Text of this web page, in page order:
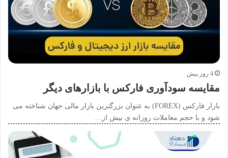
4 روز پیش
مقایسه سودآوری فارکس با بازارهای دیگر
بازار فارکس (FOREX) به عنوان بزرگترین بازار مالی جهان شناخته می
شود و با حجم معاملات روزانه ی بیش از…